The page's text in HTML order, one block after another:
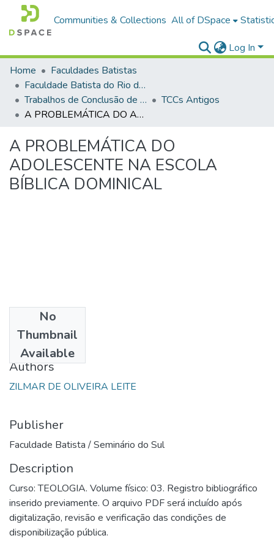
Communities & Collections All of DSpace
Log In
Home
Faculdades Batistas
Faculdade Batista do Rio de Janeiro (FABAT-RJ)
Trabalhos de Conclusão de Curso (TCC)
TCCs Antigos
A PROBLEMÁTICA DO ADOLESCENTE NA ESCOLA BÍBLICA DOMINICAL
A PROBLEMÁTICA DO
ADOLESCENTE NA ESCOLA
BÍBLICA DOMINICAL
No
Thumbnail
Available
1983
Authors
ZILMAR DE OLIVEIRA LEITE
Publisher
Faculdade Batista / Seminário do Sul
Description
Curso: TEOLOGIA. Volume físico: 03. Registro bibliográfico
inserido previamente. O arquivo PDF será incluído após
digitalização, revisão e verificação das condições de
disponibilização pública.